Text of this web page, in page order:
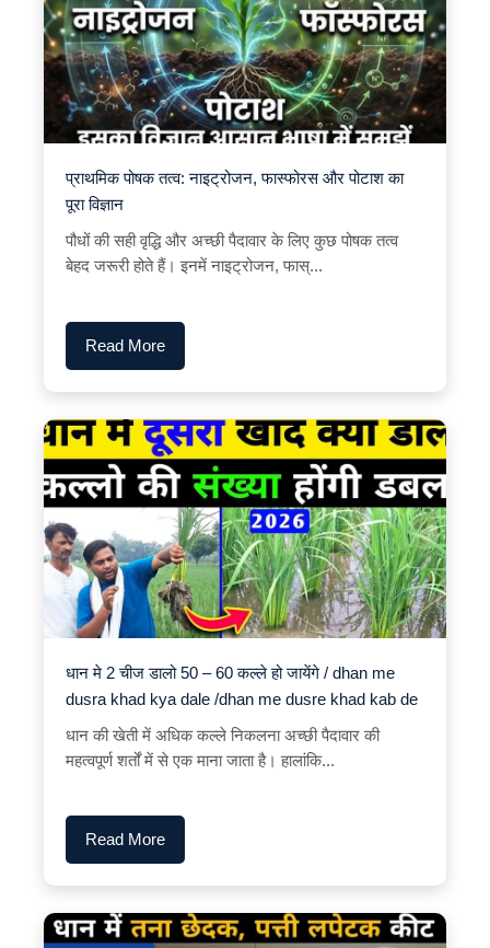
प्राथमिक पोषक तत्व: नाइट्रोजन, फास्फोरस और पोटाश का
पूरा विज्ञान
पौधों की सही वृद्धि और अच्छी पैदावार के लिए कुछ पोषक तत्व
बेहद जरूरी होते हैं। इनमें नाइट्रोजन, फास्...
Read More
धान मे 2 चीज डालो 50 – 60 कल्ले हो जायेंगे / dhan me
dusra khad kya dale /dhan me dusre khad kab de
धान की खेती में अधिक कल्ले निकलना अच्छी पैदावार की
महत्वपूर्ण शर्तों में से एक माना जाता है। हालांकि...
Read More